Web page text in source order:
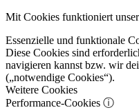
Mit Cookies funktioniert
Essenzielle und funktionale
Diese Cookies sind
navigieren kannst bzw. wir
(„notwendige Cookies“).
Weitere Cookies
Performance-Cookies ⓘ